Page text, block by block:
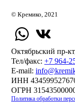
© Кремико, 2021
Октябрьский пр-
Тел/факс: +7 964-
Е-mail:
ИНН
ОГРН
Политика обработки